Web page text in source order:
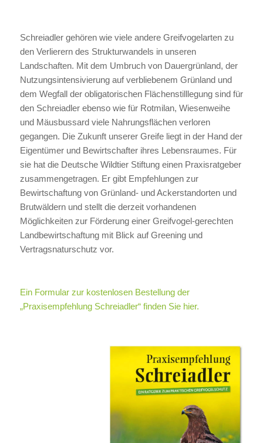
Schreiadler gehören wie viele andere Greifvogelarten zu
den Verlierern des Strukturwandels in unseren
Landschaften. Mit dem Umbruch von Dauergrünland, der
Nutzungsintensivierung auf verbliebenem Grünland und
dem Wegfall der obligatorischen Flächenstilllegung sind für
den Schreiadler ebenso wie für Rotmilan, Wiesenweihe
und Mäusbussard viele Nahrungsflächen verloren
gegangen. Die Zukunft unserer Greife liegt in der Hand der
Eigentümer und Bewirtschafter ihres Lebensraumes. Für
sie hat die Deutsche Wildtier Stiftung einen Praxisratgeber
zusammengetragen. Er gibt Empfehlungen zur
Bewirtschaftung von Grünland- und Ackerstandorten und
Brutwäldern und stellt die derzeit vorhandenen
Möglichkeiten zur Förderung einer Greifvogel-gerechten
Landbewirtschaftung mit Blick auf Greening und
Vertragsnaturschutz vor.
Ein Formular zur kostenlosen Bestellung der
„Praxisempfehlung Schreiadler“ finden Sie hier.